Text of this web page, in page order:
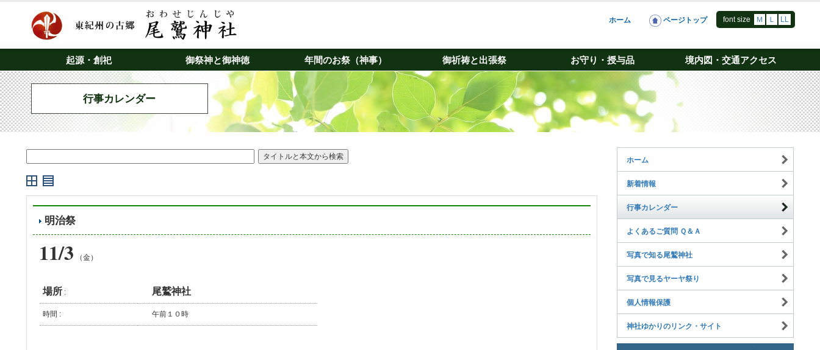
ホーム ページトップ font size Ｍ Ｌ LL
起源・創祀 御祭神と御神徳 年間のお祭（神事） 御祈祷と出張祭 お守り・授与品 境内図・交通アクセス
行事カレンダー
明治祭
11/3 （金）
場所: 尾鷲神社
時間 : 午前１０時
ホーム
新着情報
行事カレンダー
よくあるご質問 Ｑ＆Ａ
写真で知る尾鷲神社
写真で見るヤーヤ祭り
個人情報保護
神社ゆかりのリンク・サイト